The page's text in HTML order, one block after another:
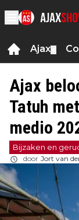
Ajax
Ajax
Tatuh
medio
Bijzaken en
door Jort van